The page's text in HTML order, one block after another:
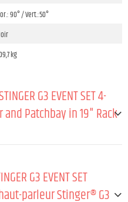
90° / Vert.:50°
kg
G3 EVENT SET 4-
Patchbay in 19" Rack
/ 3 HE
kg
G3 EVENT SET
parleur Stinger® G3